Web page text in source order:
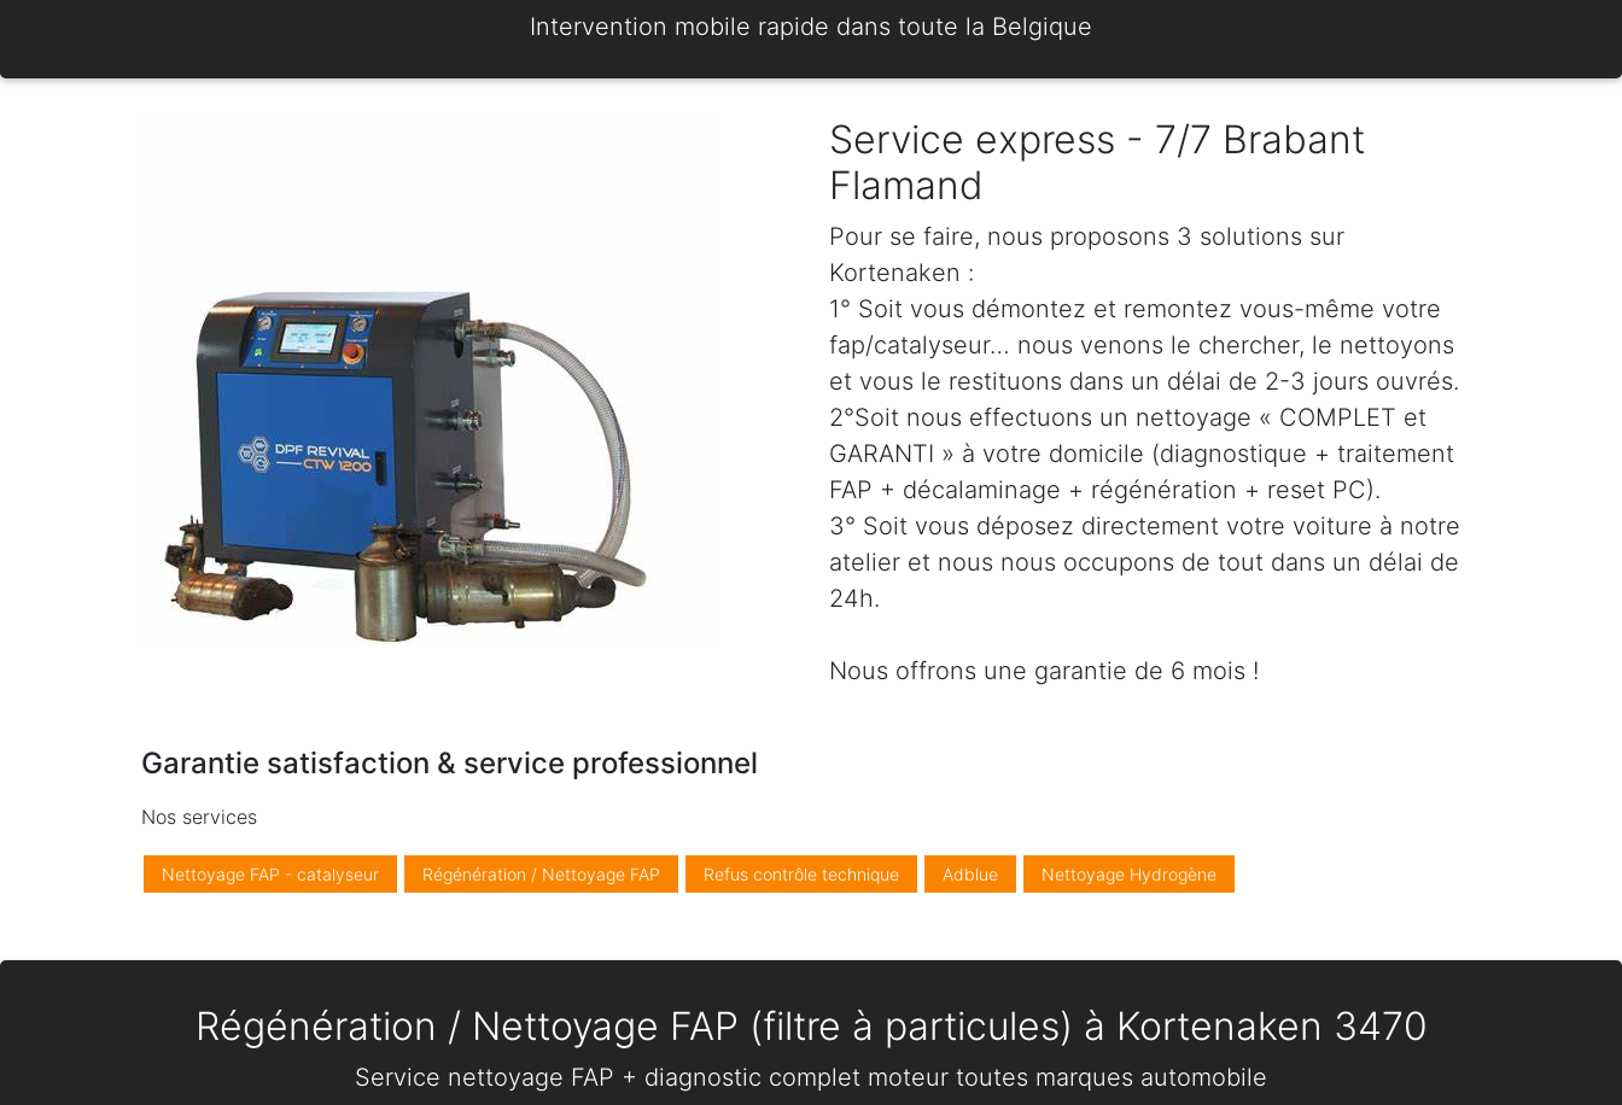
Intervention mobile rapide dans toute la Belgique
Service express - 7/7 Brabant
Flamand
Pour se faire, nous proposons 3 solutions sur
Kortenaken :
1° Soit vous démontez et remontez vous-même votre
fap/catalyseur… nous venons le chercher, le nettoyons
et vous le restituons dans un délai de 2-3 jours ouvrés.
2°Soit nous effectuons un nettoyage « COMPLET et
GARANTI » à votre domicile (diagnostique + traitement
FAP + décalaminage + régénération + reset PC).
3° Soit vous déposez directement votre voiture à notre
atelier et nous nous occupons de tout dans un délai de
24h.
Nous offrons une garantie de 6 mois !
Garantie satisfaction & service professionnel
Nos services
Nettoyage FAP - catalyseur Régénération / Nettoyage FAP Refus contrôle technique Adblue Nettoyage Hydrogène
Régénération / Nettoyage FAP (filtre à particules) à Kortenaken 3470
Service nettoyage FAP + diagnostic complet moteur toutes marques automobile